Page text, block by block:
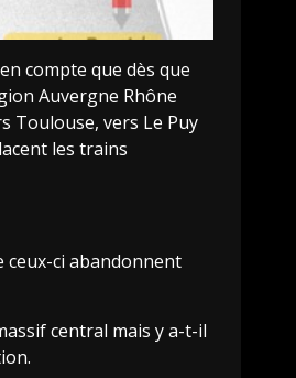
compte que dès que
Auvergne Rhône
Toulouse, vers Le Puy
les trains
ceux-ci abandonnent
central mais y a-t-il